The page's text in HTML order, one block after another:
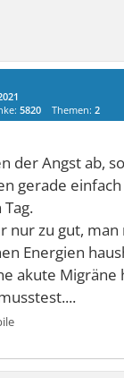
5820 Themen:2
der Angst ab,
gerade
nur zu gut, man
Energien
akute Migräne